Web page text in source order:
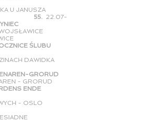
U JANUSZA
55. 22.07-
ŚLUBU
DAWIDKA
GRORUD
- GRORUD
ENDE
- OSLO